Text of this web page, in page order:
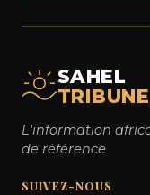
SAHEL
TRIBUNE
L'information
de référence
SUIVEZ-NOUS